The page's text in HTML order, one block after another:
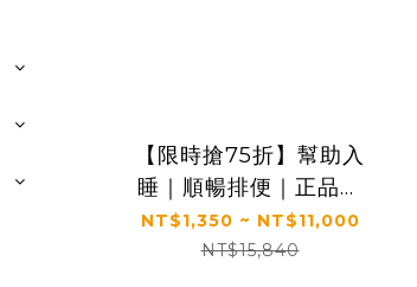
【限時搶75折】幫助入
睡｜順暢排便｜正品保
證｜【太陽星】全效克
菲爾益生菌(3g*30包/
NT$1,350 ~ NT$11,000
NT$15,840